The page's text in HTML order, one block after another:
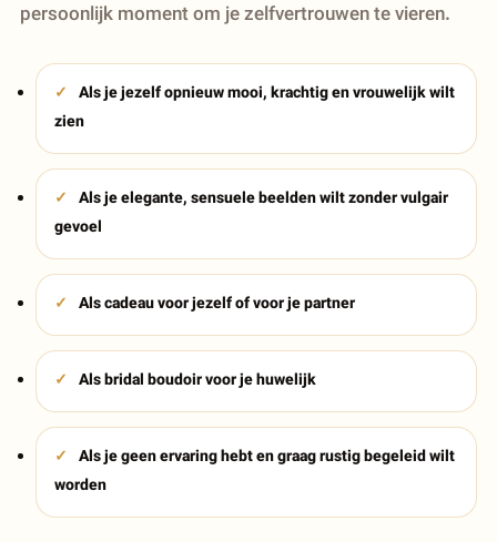
persoonlijk moment om je zelfvertrouwen te vieren.
Als je jezelf opnieuw mooi, krachtig en vrouwelijk wilt
zien
Als je elegante, sensuele beelden wilt zonder vulgair
gevoel
Als cadeau voor jezelf of voor je partner
Als bridal boudoir voor je huwelijk
Als je geen ervaring hebt en graag rustig begeleid wilt
worden